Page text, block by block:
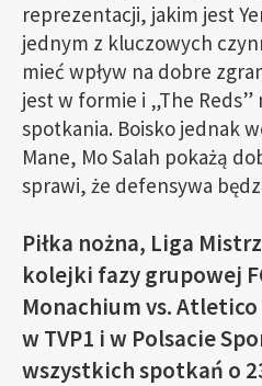
reprezentacji, jakim jest
jednym z kluczowych
mieć wpływ na dobre
jest w formie i „The
spotkania. Boisko jednak
Mane, Mo Salah pokażą
sprawi, że defensywa
Piłka nożna, Liga
kolejki fazy grupowej
Monachium vs.
w TVP1 i w Polsacie
wszystkich spotkań o